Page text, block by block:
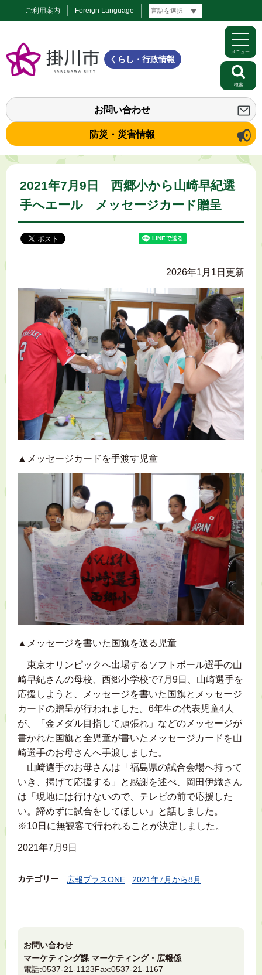
ご利用案内 Foreign Language
くらし・行政情報
お問い合わせ
防災・災害情報
メニュー
検索
2021年7月9日 西郷小から山崎早紀選
手へエール メッセージカード贈呈
2026年1月1日更新
▲メッセージカードを手渡す児童
▲メッセージを書いた国旗を送る児童
東京オリンピックへ出場するソフトボール選手の山
崎早紀さんの母校、西郷小学校で7月9日、山崎選手を
応援しようと、メッセージを書いた国旗とメッセージ
カードの贈呈が行われました。6年生の代表児童4人
が、「金メダル目指して頑張れ」などのメッセージが
書かれた国旗と全児童が書いたメッセージカードを山
崎選手のお母さんへ手渡しました。
山崎選手のお母さんは「福島県の試合会場へ持って
いき、掲げて応援する」と感謝を述べ、岡田伊織さん
は「現地には行けないので、テレビの前で応援した
い。諦めずに試合をしてほしい」と話しました。
※10日に無観客で行われることが決定しました。
2021年7月9日
カテゴリー 広報プラスONE 2021年7月から8月
お問い合わせ
マーケティング課 マーケティング・広報係
電話:0537-21-1123Fax:0537-21-1167